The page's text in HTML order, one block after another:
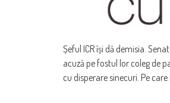
Șeful ICR își dă demisia.
acuză pe fostul lor coleg de
cu disperare sinecuri. Pe care